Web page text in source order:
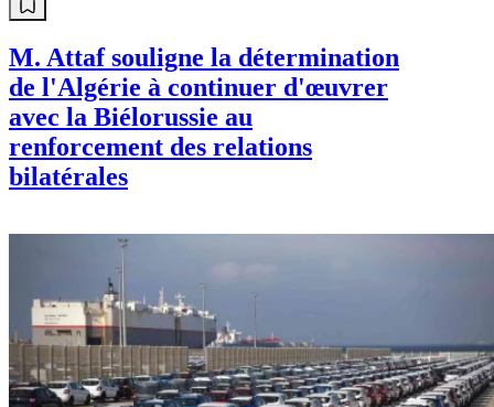
M. Attaf souligne la détermination
de l'Algérie à continuer d'œuvrer
avec la Biélorussie au
renforcement des relations
bilatérales